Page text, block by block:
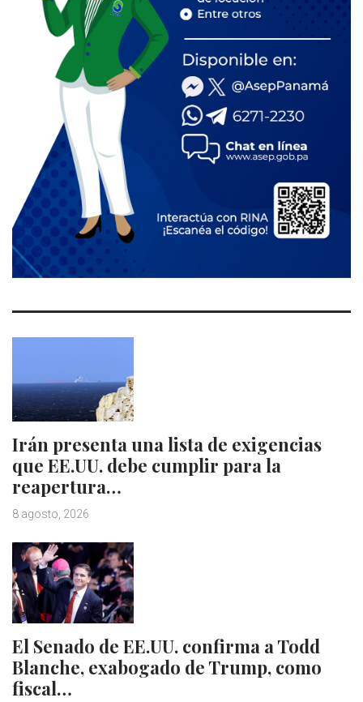
Irán presenta una lista de exigencias
que EE.UU. debe cumplir para la
reapertura…
8 agosto, 2026
El Senado de EE.UU. confirma a Todd
Blanche, exabogado de Trump, como
fiscal…